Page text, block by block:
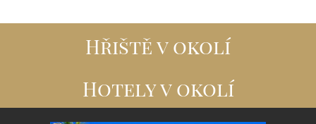
Hřiště v okolí
Hotely v okolí